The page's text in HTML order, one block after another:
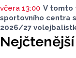
včera 13:00 V tomto
sportovního centra
2026/27
Nejčtenější